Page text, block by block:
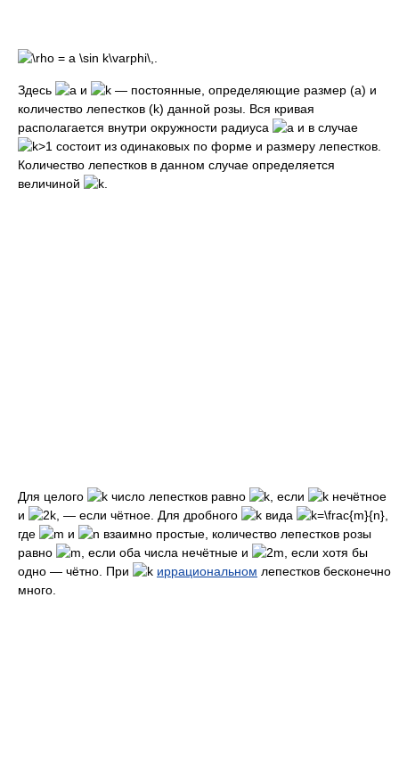
Здесь и
— постоянные, определяющие размер (a) и
количество лепестков (k) данной розы. Вся кривая
располагается внутри окружности радиуса
и в случае
состоит из одинаковых по форме и размеру лепестков.
Количество лепестков в данном случае определяется
величиной
Для целого число лепестков равно , если
нечётное
и
, — если чётное. Для дробного вида
где
и
взаимно простые, количество лепестков розы
равно
, если оба числа нечётные и
, если хотя бы
одно — чётно. При
иррациональном лепестков бесконечно
много.